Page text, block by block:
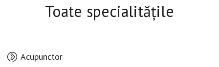
Toate specialitățile
Acupunctor